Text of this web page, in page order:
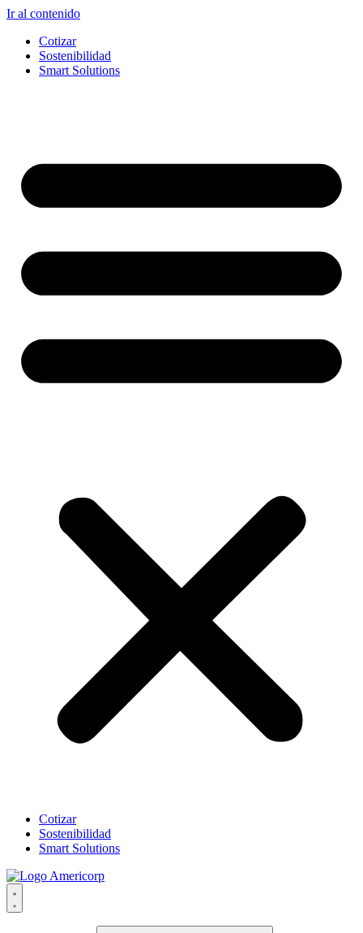
Ir al contenido
Cotizar
Sostenibilidad
Smart Solutions
Cotizar
Sostenibilidad
Smart Solutions